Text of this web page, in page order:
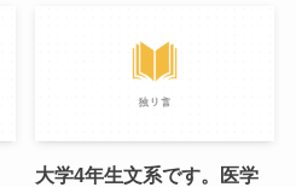
大学4年生文系です。医学